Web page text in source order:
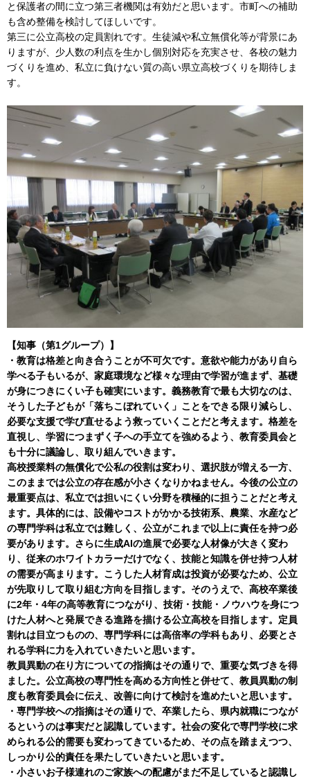
と保護者の間に立つ第三者機関は有効だと思います。市町への補助
も含め整備を検討してほしいです。
第三に公立高校の定員割れです。生徒減や私立無償化等が背景にあ
りますが、少人数の利点を生かし個別対応を充実させ、各校の魅力
づくりを進め、私立に負けない質の高い県立高校づくりを期待しま
す。
【知事（第1グループ）】
・教育は格差と向き合うことが不可欠です。意欲や能力があり自ら
学べる子もいるが、家庭環境など様々な理由で学習が進まず、基礎
が身につきにくい子も確実にいます。義務教育で最も大切なのは、
そうした子どもが「落ちこぼれていく」ことをできる限り減らし、
必要な支援で学び直せるよう救っていくことだと考えます。格差を
直視し、学習につまずく子への手立てを強めるよう、教育委員会と
も十分に議論し、取り組んでいきます。
高校授業料の無償化で公私の役割は変わり、選択肢が増える一方、
このままでは公立の存在感が小さくなりかねません。今後の公立の
最重要点は、私立では担いにくい分野を積極的に担うことだと考え
ます。具体的には、設備やコストがかかる技術系、農業、水産など
の専門学科は私立では難しく、公立がこれまで以上に責任を持つ必
要があります。さらに生成AIの進展で必要な人材像が大きく変わ
り、従来のホワイトカラーだけでなく、技能と知識を併せ持つ人材
の需要が高まります。こうした人材育成は投資が必要なため、公立
が先取りして取り組む方向を目指します。そのうえで、高校卒業後
に2年・4年の高等教育につながり、技術・技能・ノウハウを身につ
けた人材へと発展できる進路を描ける公立高校を目指します。定員
割れは目立つものの、専門学科には高倍率の学科もあり、必要とさ
れる学科に力を入れていきたいと思います。
教員異動の在り方についての指摘はその通りで、重要な気づきを得
ました。公立高校の専門性を高める方向性と併せて、教員異動の制
度も教育委員会に伝え、改善に向けて検討を進めたいと思います。
・専門学校への指摘はその通りで、卒業したら、県内就職につなが
るというのは事実だと認識しています。社会の変化で専門学校に求
められる公的需要も変わってきているため、その点を踏まえつつ、
しっかり公的責任を果たしていきたいと思います。
・小さいお子様連れのご家族への配慮がまだ不足していると認識し